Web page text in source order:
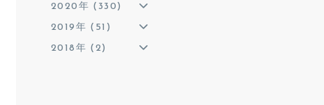
2020年 (330)
2019年 (51)
2018年 (2)